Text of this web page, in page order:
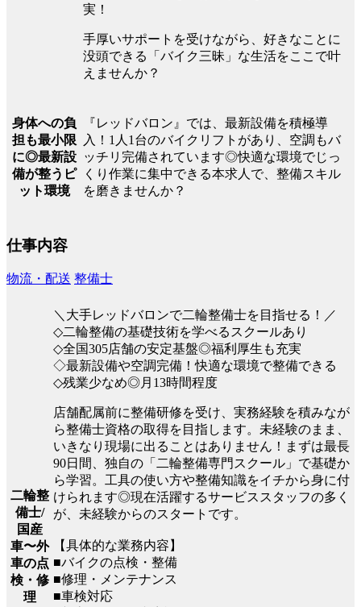
実！
手厚いサポートを受けながら、好きなことに
没頭できる「バイク三昧」な生活をここで叶
えませんか？
身体への負
担も最小限
に◎最新設
備が整うピ
ット環境
『レッドバロン』では、最新設備を積極導
入！1人1台のバイクリフトがあり、空調もバ
ッチリ完備されています◎快適な環境でじっ
くり作業に集中できる本求人で、整備スキル
を磨きませんか？
仕事内容
物流・配送 整備士
二輪整
備士/
国産
車〜外
車の点
検・修
理
＼大手レッドバロンで二輪整備士を目指せる！／
◇二輪整備の基礎技術を学べるスクールあり
◇全国305店舗の安定基盤◎福利厚生も充実
◇最新設備や空調完備！快適な環境で整備できる
◇残業少なめ◎月13時間程度
店舗配属前に整備研修を受け、実務経験を積みなが
ら整備士資格の取得を目指します。未経験のまま、
いきなり現場に出ることはありません！まずは最長
90日間、独自の「二輪整備専門スクール」で基礎か
ら学習。工具の使い方や整備知識をイチから身に付
けられます◎現在活躍するサービススタッフの多く
が、未経験からのスタートです。
【具体的な業務内容】
■バイクの点検・整備
■修理・メンテナンス
■車検対応